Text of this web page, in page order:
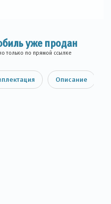
уже продан
только по прямой ссылке
Описание